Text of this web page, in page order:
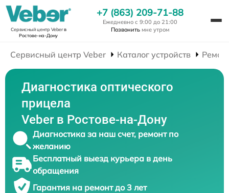
Сервисный центр Veberв
Ростове-на-Дону
+7 (863) 209-71-88
Ежедневно с 9:00 до 21:00
Позвонить мне утром
Сервисный центр Veber Каталог устройств
Диагностика оптического
прицела
Veber в Ростове-на-Дону
Диагностика за наш счет, ремонт по
желанию
Бесплатный выезд курьера в день
обращения
Гарантия на ремонт до 3 лет